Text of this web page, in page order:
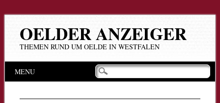
OELDER ANZEIGER
THEMEN RUND UM OELDE IN WESTFALEN
Hauptmenü
Inhalt
MENU